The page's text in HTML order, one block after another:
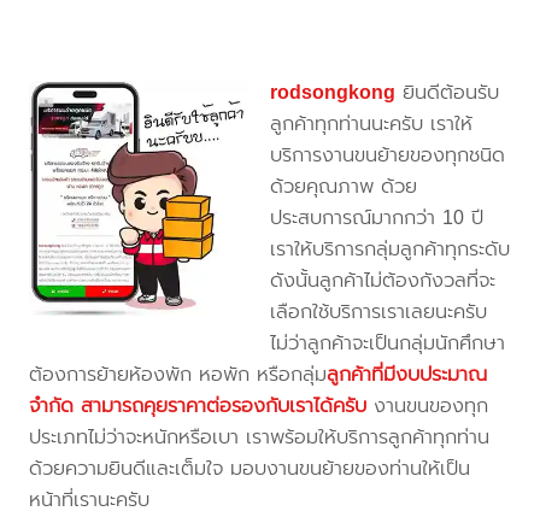
rodsongkong ยินดีต้อนรับ
ลูกค้าทุกท่านนะครับ เราให้
บริการงานขนย้ายของทุกชนิด
ด้วยคุณภาพ ด้วย
ประสบการณ์มากกว่า 10 ปี
เราให้บริการกลุ่มลูกค้าทุกระดับ
ดังนั้นลูกค้าไม่ต้องกังวลที่จะ
เลือกใช้บริการเราเลยนะครับ
ไม่ว่าลูกค้าจะเป็นกลุ่มนักศึกษา
ต้องการย้ายห้องพัก หอพัก หรือกลุ่มลูกค้าที่มีงบประมาณ
จำกัด สามารถคุยราคาต่อรองกับเราได้ครับ งานขนของทุก
ประเภทไม่ว่าจะหนักหรือเบา เราพร้อมให้บริการลูกค้าทุกท่าน
ด้วยความยินดีและเต็มใจ มอบงานขนย้ายของท่านให้เป็น
หน้าที่เรานะครับ